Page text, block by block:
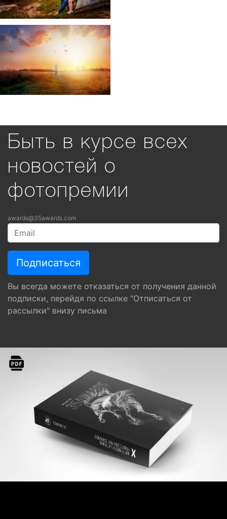
Быть в курсе всех
новостей о
фотопремии
awards@35awards.com
Вы всегда можете отказаться от получения данной
подписки, перейдя по ссылке "Отписаться от
рассылки" внизу письма